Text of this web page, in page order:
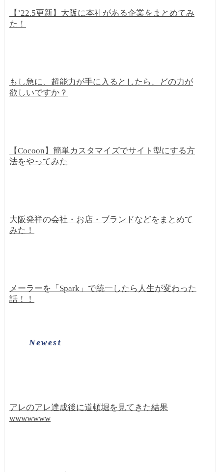
【’22.5更新】大阪に本社がある企業をまとめてみ
た！
もし急に、超能力が手に入るとしたら、どの力が
欲しいですか？
【Cocoon】簡単カスタマイズでサイト型にする方
法をやってみた
大阪発祥の会社・お店・ブランドなどをまとめて
みた！
メーラーを「Spark」で統一したら人生が変わった
話！！
Newest
アレのアレ達成後に道頓堀を見てきた結果
wwwwwww